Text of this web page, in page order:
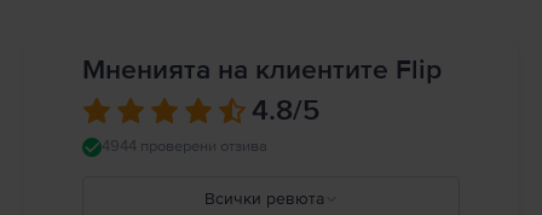
Мненията на клиентите Flip
4.8/5
4944 проверени отзива
Всички ревюта